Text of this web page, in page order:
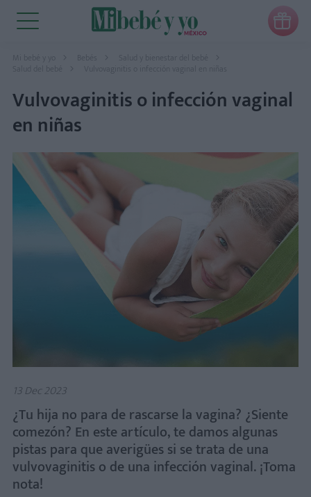

Mi bebé y yo Bebés
Salud y bienestar del bebé
Vulvovaginitis o infección vaginal en niñas
Vulvovaginitis o infección vaginal
en niñas
13 Dec 2023
¿Tu hija no para de rascarse la vagina? ¿Siente
comezón? En este artículo, te damos algunas
pistas para que averigües si se trata de una
vulvovaginitis o de una infección vaginal. ¡Toma
nota!